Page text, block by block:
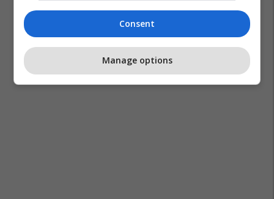
Consent
Manage options